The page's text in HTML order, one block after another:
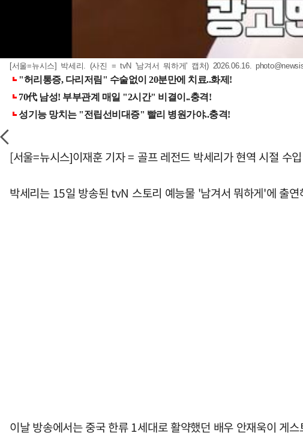
[서울=뉴시스] 박세리. (사진 = tvN '남겨서 뭐하게' 캡처) 2026.06.16.
[서울=뉴시스]이재훈 기자 = 골프 레전드 박세리가 현역 시절 수
박세리는 15일 방송된 tvN 스토리 예능물 '남겨서 뭐하게'에 출
이날 방송에서는 중국 한류 1세대로 활약했던 배우 안재욱이 게